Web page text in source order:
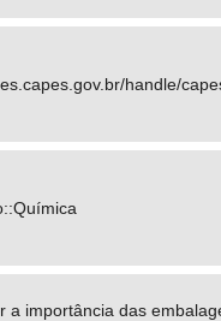
handle/
a importância das